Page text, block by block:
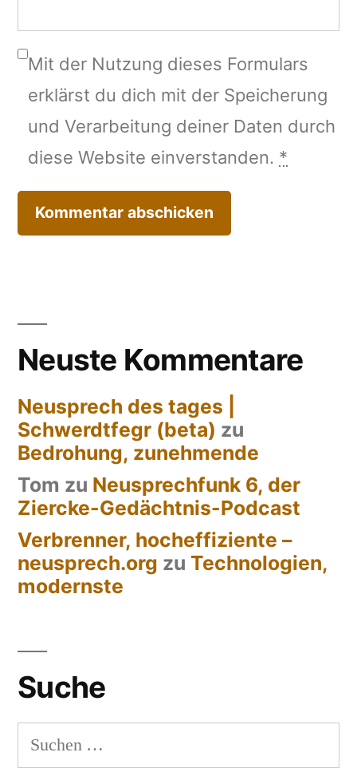
Mit der Nutzung dieses Formulars
erklärst du dich mit der Speicherung
und Verarbeitung deiner Daten durch
diese Website einverstanden. *
Neuste Kommentare
Neusprech des tages |
Schwerdtfegr (beta) zu
Bedrohung, zunehmende
Tom zu Neusprechfunk 6, der
Ziercke-Gedächtnis-Podcast
Verbrenner, hocheffiziente –
neusprech.org zu Technologien,
modernste
Suche
Suchen
nach: